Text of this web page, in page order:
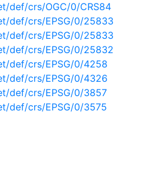
def/crs/OGC/0/CRS84
def/crs/EPSG/0/25833
def/crs/EPSG/0/25833
def/crs/EPSG/0/25832
def/crs/EPSG/0/4258
def/crs/EPSG/0/4326
def/crs/EPSG/0/3857
def/crs/EPSG/0/3575